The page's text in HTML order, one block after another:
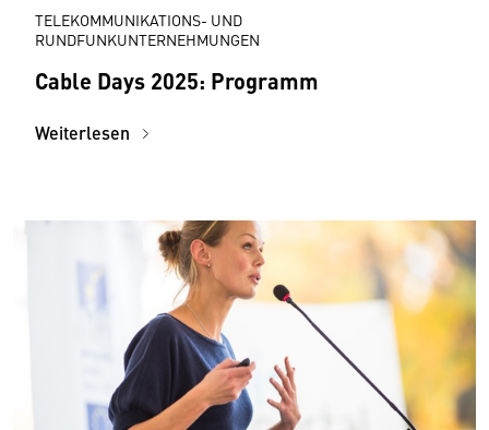
TELEKOMMUNIKATIONS- UND
RUNDFUNKUNTERNEHMUNGEN
Cable Days 2025: Programm
Weiterlesen